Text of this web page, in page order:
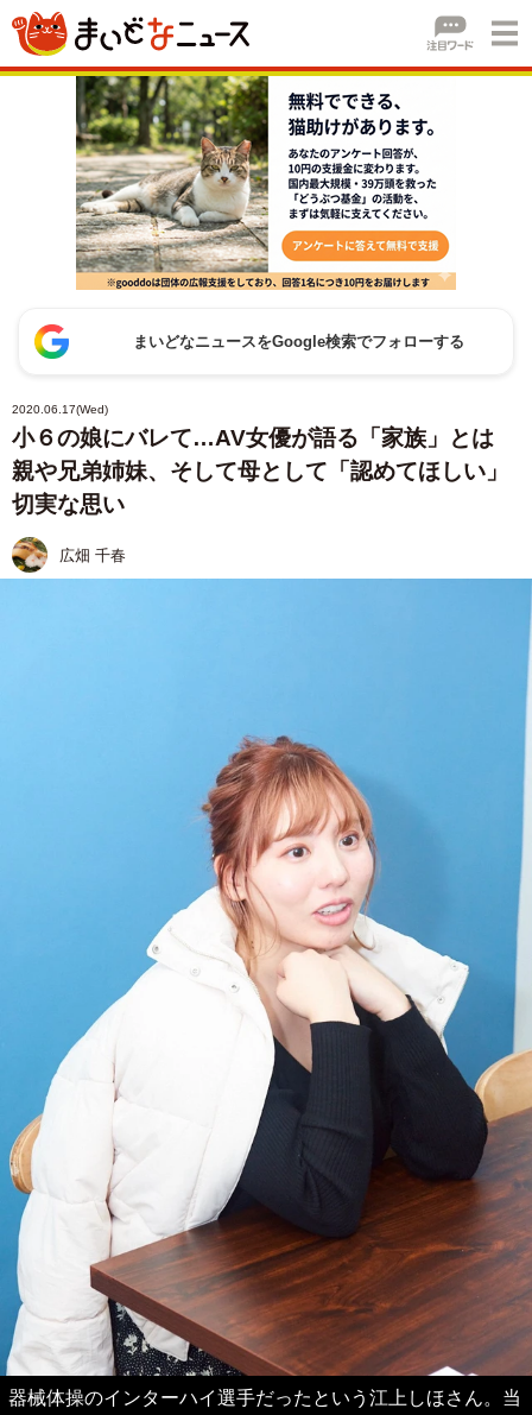
まいどなニュースをGoogle検索でフォローする
2020.06.17(Wed)
小６の娘にバレて…AV女優が語る「家族」とは
親や兄弟姉妹、そして母として「認めてほしい」
切実な思い
広畑 千春
器械体操のインターハイ選手だったという江上しほさん。当